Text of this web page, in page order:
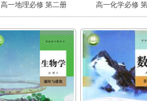
高一地理必修 第二册 高一化学必修